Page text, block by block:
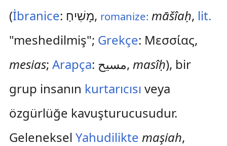
(İbranice: מָשִׁיחַ, romanize: māšîaḥ, lit.
"meshedilmiş"; Grekçe: Mεσσίας,
mesias; Arapça: مسيح, masîḥ), bir
grup insanın kurtarıcısı veya
özgürlüğe kavuşturucusudur.
Geleneksel Yahudilikte maşiah,